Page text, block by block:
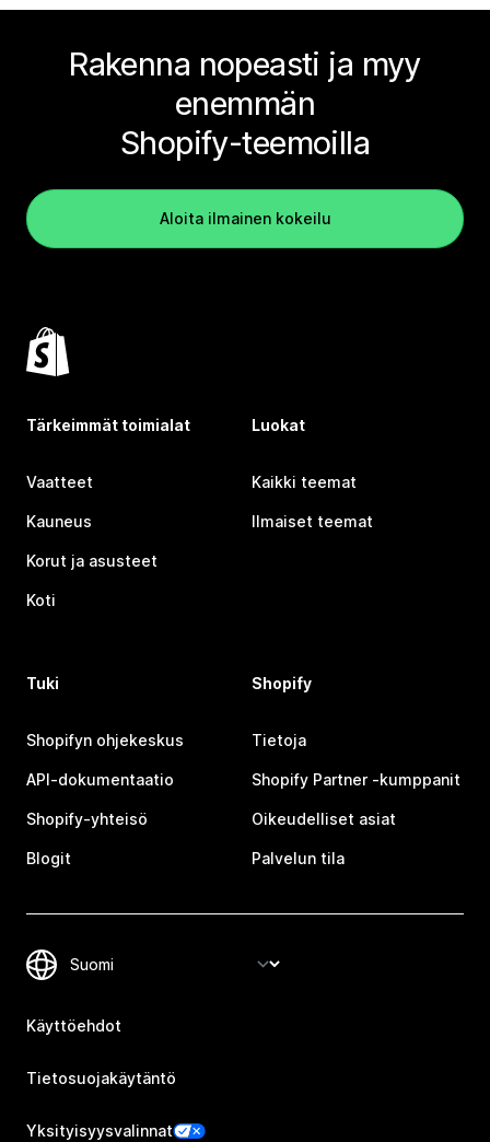
Rakenna nopeasti ja myy
enemmän
Shopify-teemoilla
Aloita ilmainen kokeilu
Tärkeimmät toimialat
Vaatteet
Kauneus
Korut ja asusteet
Koti
Luokat
Kaikki teemat
Ilmaiset teemat
Tuki
Shopifyn ohjekeskus
API-dokumentaatio
Shopify-yhteisö
Blogit
Shopify
Tietoja
Shopify Partner ‑kumppanit
Oikeudelliset asiat
Palvelun tila
Käyttöehdot
Tietosuojakäytäntö
Yksityisyysvalinnat